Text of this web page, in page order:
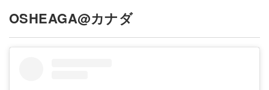
OSHEAGA@カナダ